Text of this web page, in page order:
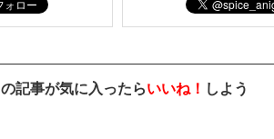
記事が気に入ったらいいね！ しよう